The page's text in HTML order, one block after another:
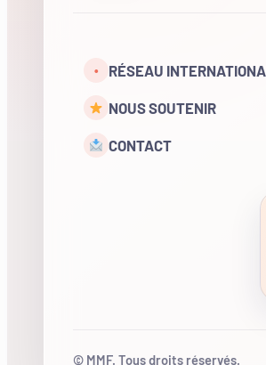
• RÉSEAU
NOUS SOUTENIR
CONTACT
© MMF. Tous droits réservés.